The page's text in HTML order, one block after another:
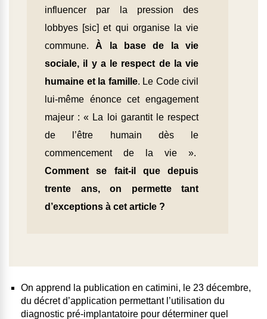
influencer par la pression des
lobbyes [sic] et qui organise la vie
commune. À la base de la vie
sociale, il y a le respect de la vie
humaine et la famille. Le Code civil
lui-même énonce cet engagement
majeur : « La loi garantit le respect
de l’être humain dès le
commencement de la vie ».
Comment se fait-il que depuis
trente ans, on permette tant
d’exceptions à cet article ?
On apprend la publication en catimini, le 23 décembre,
du décret d’application permettant l’utilisation du
diagnostic pré-implantatoire pour déterminer quel